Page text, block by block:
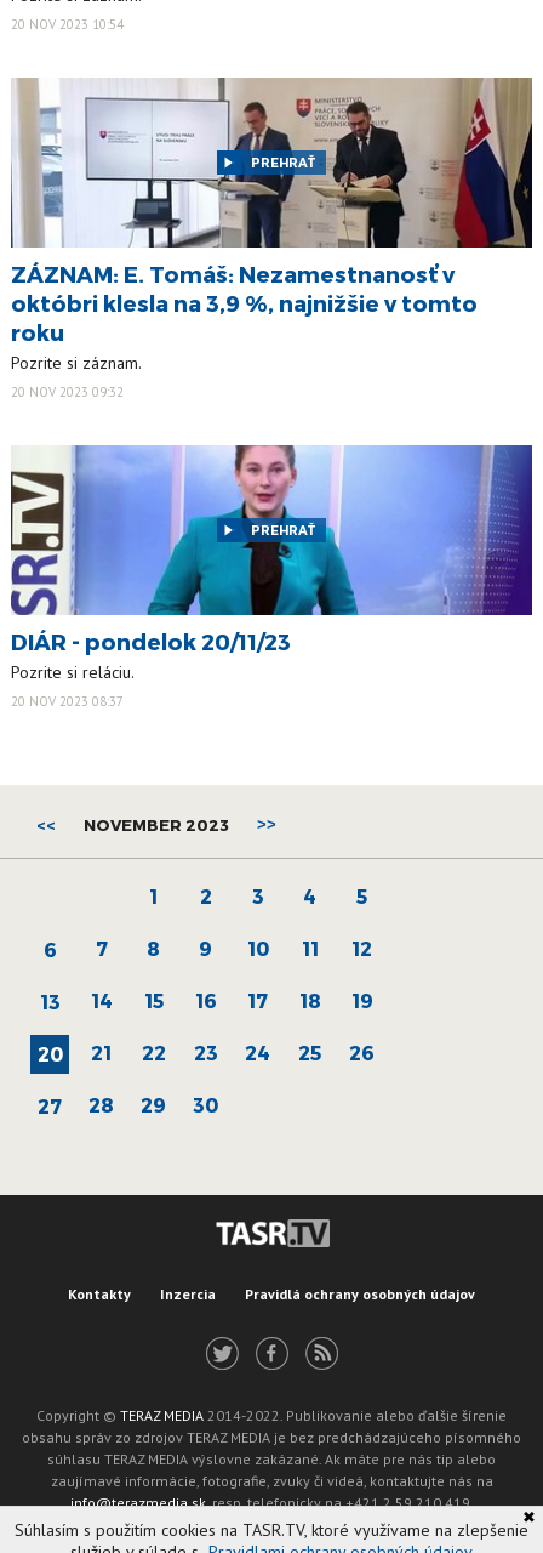
20 NOV 2023 10:54
PREHRAŤ
ZÁZNAM: E. Tomáš: Nezamestnanosť v
októbri klesla na 3,9 %, najnižšie v tomto
roku
Pozrite si záznam.
20 NOV 2023 09:32
PREHRAŤ
DIÁR - pondelok 20/11/23
Pozrite si reláciu.
20 NOV 2023 08:37
<< NOVEMBER 2023 >>
1 2 3 4 5
6 7 8 9 10 11 12
13 14 15 16 17 18 19
20 21 22 23 24 25 26
27 28 29 30
Kontakty Inzercia Pravidlá ochrany osobných údajov
Copyright © TERAZ MEDIA 2014-2022. Publikovanie alebo ďalšie šírenie
obsahu správ zo zdrojov TERAZ MEDIA je bez predchádzajúceho písomného
súhlasu TERAZ MEDIA výslovne zakázané. Ak máte pre nás tip alebo
zaujímavé informácie, fotografie, zvuky či videá, kontaktujte nás na
info@terazmedia.sk, resp. telefonicky na +421 2 59 210 419.
Žiadosť o zverejnenie opravy v zmysle zákona o publikáciách je možné zaslať
na adresu oprava@tasr.sk.
Súhlasím s použitím cookies na TASR.TV, ktoré využívame na zlepšenie
✖